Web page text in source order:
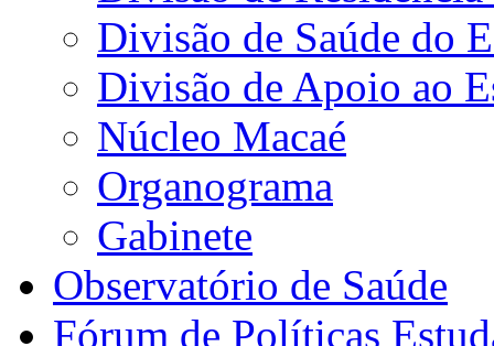
Divisão de Saúde do
Divisão de Apoio ao
Núcleo Macaé
Organograma
Gabinete
Observatório de Saúde
Fórum de Políticas